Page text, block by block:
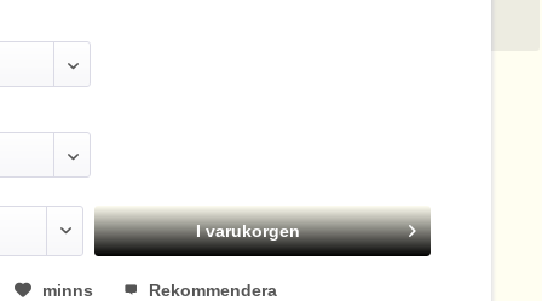
I varukorgen
minns Rekommendera